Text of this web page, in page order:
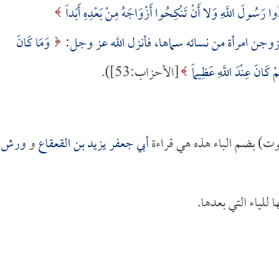
رَسُولَ اللَّهِ وَلا أَنْ تَنْكِحُوا أَزْوَاجَهُ مِنْ بَعْدِهِ أَبَداً
امرأة من نسائه سماها، فأنزل الله عز وجل:
وَمَا كَانَ
عِنْدَ اللَّهِ عَظِيماً [الأحزاب:53]).
أبي جعفر يزيد بن القعقاعوورش
التي بعدها.